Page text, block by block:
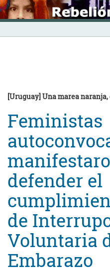
Skip
to
content
INICIO
[Uruguay] Una marea naranja,
Feministas
defender el
de
Voluntaria
Embarazo